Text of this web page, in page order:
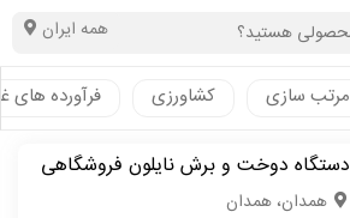
همه ایران
مرتب سازی کشاورزی فرآورده های
دستگاه دوخت و برش نایلون فروشگاهی
همدان، همدان